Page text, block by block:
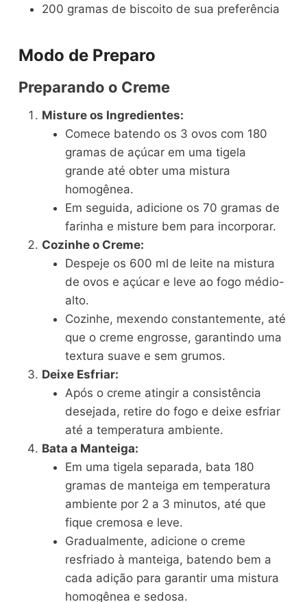
200 gramas de biscoito de sua preferência
Modo de Preparo
Preparando o Creme
Misture os Ingredientes:
Comece batendo os 3 ovos com 180
gramas de açúcar em uma tigela
grande até obter uma mistura
homogênea.
Em seguida, adicione os 70 gramas de
farinha e misture bem para incorporar.
Cozinhe o Creme:
Despeje os 600 ml de leite na mistura
de ovos e açúcar e leve ao fogo médio-
alto.
Cozinhe, mexendo constantemente, até
que o creme engrosse, garantindo uma
textura suave e sem grumos.
Deixe Esfriar:
Após o creme atingir a consistência
desejada, retire do fogo e deixe esfriar
até a temperatura ambiente.
Bata a Manteiga:
Em uma tigela separada, bata 180
gramas de manteiga em temperatura
ambiente por 2 a 3 minutos, até que
fique cremosa e leve.
Gradualmente, adicione o creme
resfriado à manteiga, batendo bem a
cada adição para garantir uma mistura
homogênea e sedosa.